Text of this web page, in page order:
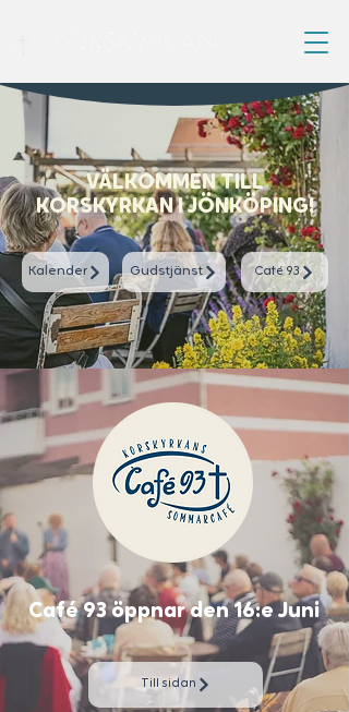
VÄLKOMMEN TILL
KORSKYRKAN I JÖNKÖPING!
Kalender Gudstjänst Café 93
Café 93 öppnar den 16:e Juni
Till sidan